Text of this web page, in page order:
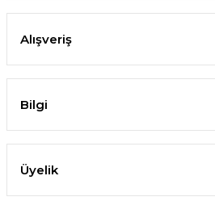
Alışveriş
Bilgi
Üyelik